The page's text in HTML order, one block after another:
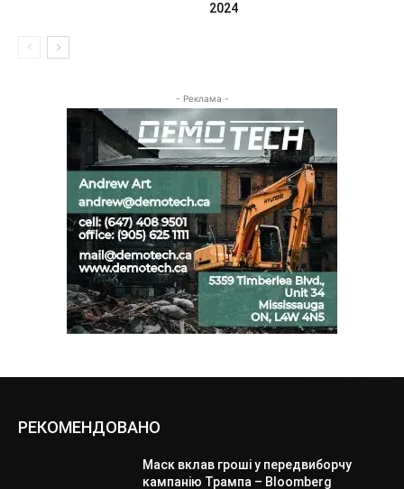
2024
- Реклама -
РЕКОМЕНДОВАНО
Маск вклав гроші у передвиборчу
кампанію Трампа – Bloomberg